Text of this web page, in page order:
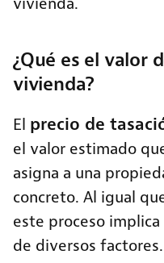
¿Qué es el valor
vivienda?
El precio de
el valor estimado
asigna a una
concreto. Al igual
este proceso
de diversos factores.